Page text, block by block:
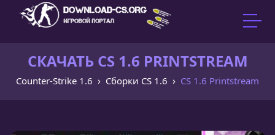
СКАЧАТЬ CS 1.6 PRINTSTREAM
Counter-Strike 1.6 Сборки CS 1.6 CS 1.6 Printstream